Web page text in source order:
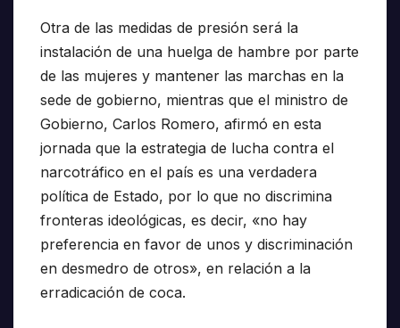
Otra de las medidas de presión será la
instalación de una huelga de hambre por parte
de las mujeres y mantener las marchas en la
sede de gobierno, mientras que el ministro de
Gobierno, Carlos Romero, afirmó en esta
jornada que la estrategia de lucha contra el
narcotráfico en el país es una verdadera
política de Estado, por lo que no discrimina
fronteras ideológicas, es decir, «no hay
preferencia en favor de unos y discriminación
en desmedro de otros», en relación a la
erradicación de coca.